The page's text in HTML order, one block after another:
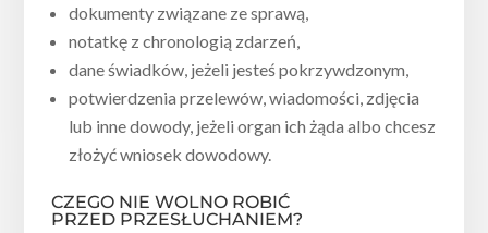
dokumenty związane ze sprawą,
notatkę z chronologią zdarzeń,
dane świadków, jeżeli jesteś pokrzywdzonym,
potwierdzenia przelewów, wiadomości, zdjęcia
lub inne dowody, jeżeli organ ich żąda albo chcesz
złożyć wniosek dowodowy.
CZEGO NIE WOLNO ROBIĆ
PRZED PRZESŁUCHANIEM?